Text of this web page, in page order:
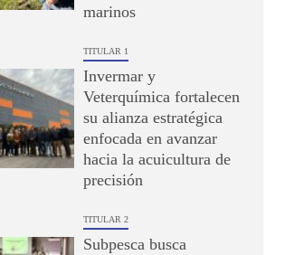
marinos
TITULAR 1
Invermar y
Veterquímica fortalecen
su alianza estratégica
enfocada en avanzar
hacia la acuicultura de
precisión
TITULAR 2
Subpesca busca